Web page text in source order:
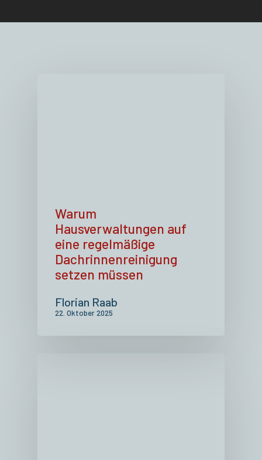
Warum
Hausverwaltungen auf
eine regelmäßige
Dachrinnenreinigung
setzen müssen
Florian Raab
22. Oktober 2025